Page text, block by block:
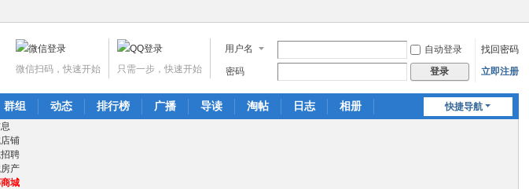
用户名 自动登录
找回密码
密码
登录 立即注册
只需一步，快速开始
微信扫码，快速开始
快捷导航
群组 动态 排行榜 广播 导读 淘帖 日志
相册
铺
聘
产
城